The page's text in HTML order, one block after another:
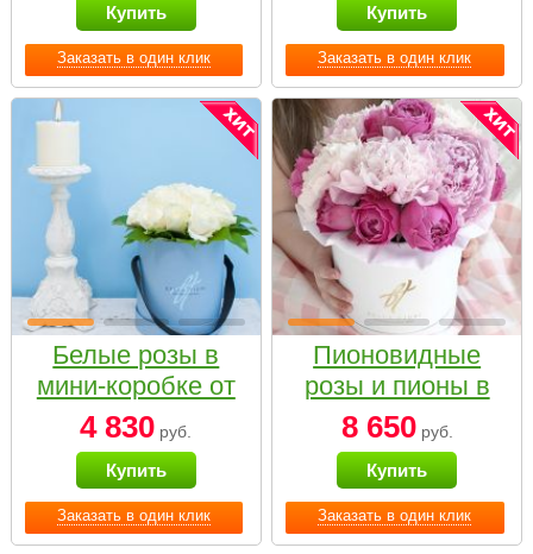
Заказать в один клик
Купить
Заказать в один клик
Купить
Заказать в один клик
Белые розы в
мини-коробке от
Bella Fiori
4 830 руб.
Купить
Заказать в один клик
Пионовидные
розы и пионы в
белой коробке
Small
8 650руб.
Купить